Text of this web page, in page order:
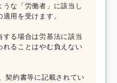
うな「労働者」に該当し
用を受けます。
する場合は労基法に該当
れることはやむ負えない
契約書等に記載されてい